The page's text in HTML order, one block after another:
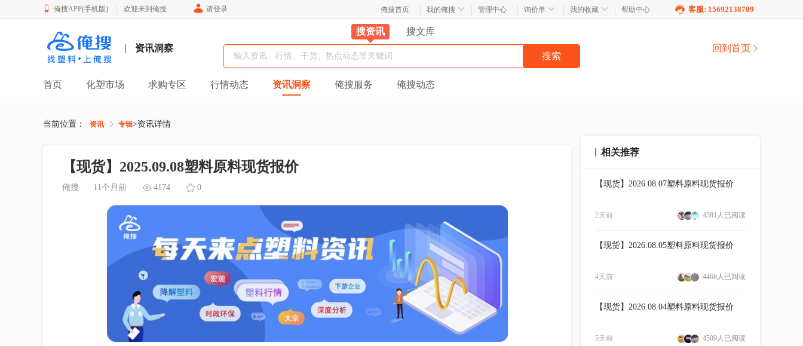
俺搜APP(手机版) 欢迎来到俺搜 请登录 俺搜首页 我的俺搜 管理中心 询价单 我的收藏 帮助中心 客服: 15692138709
资讯洞察
搜资讯 搜文库
搜索
回到首页
首页 化塑市场 求购专区 行情动态 资讯洞察 俺搜服务 俺搜动态
当前位置： 资讯 专辑>资讯详情
【现货】2025.09.08塑料原料现货报价
俺搜 11个月前 4174 0
相关推荐
【现货】2026.08.07塑料原料现货报价
2天前 4381人已阅读
【现货】2026.08.05塑料原料现货报价
4天前 4468人已阅读
【现货】2026.08.04塑料原料现货报价
5天前 4509人已阅读